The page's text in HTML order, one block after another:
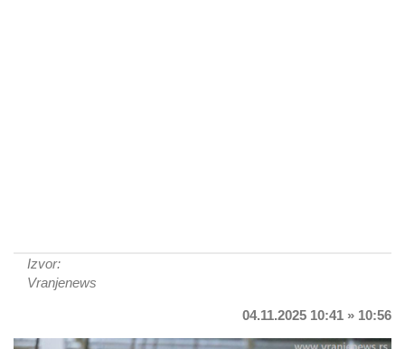
Izvor:
Vranjenews
04.11.2025 10:41 » 10:56